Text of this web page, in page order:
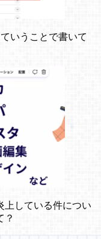
いうことで書いて
上している件につい
？